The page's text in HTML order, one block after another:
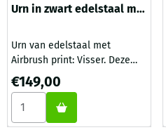
Urn in zwart edelstaal met
Urn van edelstaal met
Airbrush print: Visser. Deze
urn is vervaardigd van
hoogwaardig edelstaal en
worden door Gedenk Idee
geïmporteerd uit Duitsland.
Prijs: 149,00
€149,00